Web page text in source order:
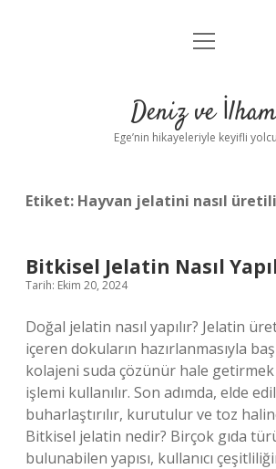
Anasayfa
Yasal Uyarı
menüyü
Deniz ve İlham
Ege’nin hikayeleriyle keyifli
Etiket: Hayvan jelatini nasıl
Bitkisel Jelatin Nasıl
Tarih: Ekim 20, 2024
Doğal jelatin nasıl yapılır? Jelatin
içeren dokuların hazırlanmasıyla
kolajeni suda çözünür hale getirmek
işlemi kullanılır. Son adımda, elde
buharlaştırılır, kurutulur ve toz
Bitkisel jelatin nedir? Birçok gıda
bulunabilen yapısı, kullanıcı